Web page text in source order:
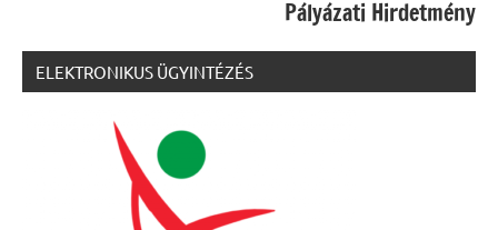
Pályázati Hirdetmény
ELEKTRONIKUS ÜGYINTÉZÉS